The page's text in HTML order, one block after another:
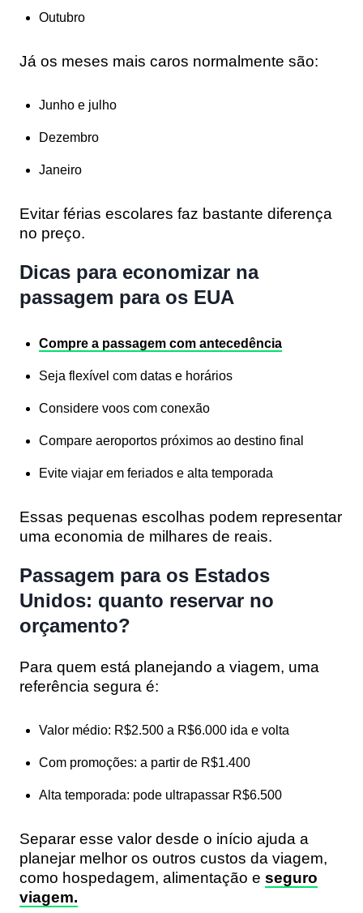
Outubro
Já os meses mais caros normalmente são:
Junho e julho
Dezembro
Janeiro
Evitar férias escolares faz bastante diferença
no preço.
Dicas para economizar na
passagem para os EUA
Compre a passagem com antecedência
Seja flexível com datas e horários
Considere voos com conexão
Compare aeroportos próximos ao destino final
Evite viajar em feriados e alta temporada
Essas pequenas escolhas podem representar
uma economia de milhares de reais.
Passagem para os Estados
Unidos: quanto reservar no
orçamento?
Para quem está planejando a viagem, uma
referência segura é:
Valor médio: R$2.500 a R$6.000 ida e volta
Com promoções: a partir de R$1.400
Alta temporada: pode ultrapassar R$6.500
Separar esse valor desde o início ajuda a
planejar melhor os outros custos da viagem,
como hospedagem, alimentação e seguro
viagem.